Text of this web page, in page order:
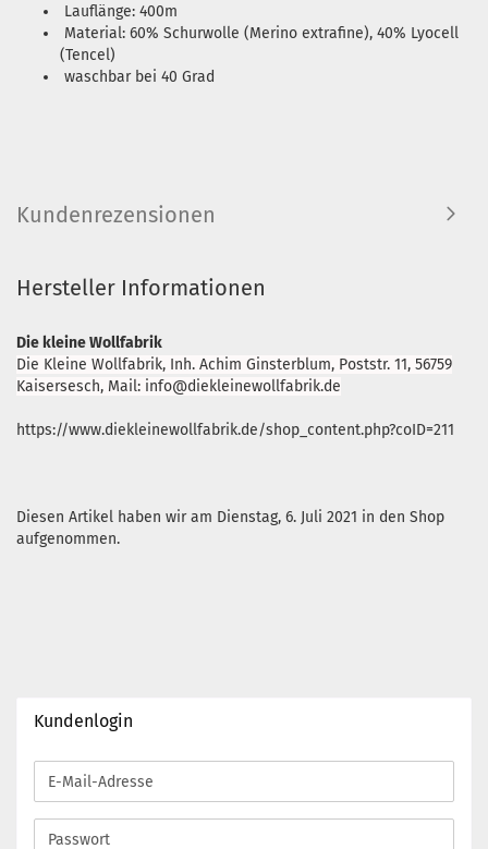
Lauflänge: 400m
Material: 60% Schurwolle (Merino extrafine), 40% Lyocell
(Tencel)
waschbar bei 40 Grad
Kundenrezensionen
Hersteller Informationen
Die kleine Wollfabrik
Die Kleine Wollfabrik, Inh. Achim Ginsterblum, Poststr. 11, 56759
Kaisersesch, Mail: info@diekleinewollfabrik.de
https://www.diekleinewollfabrik.de/shop_content.php?coID=211
Diesen Artikel haben wir am Dienstag, 6. Juli 2021 in den Shop
aufgenommen.
Kundenlogin
E-
Mail-
Adresse
Passwort